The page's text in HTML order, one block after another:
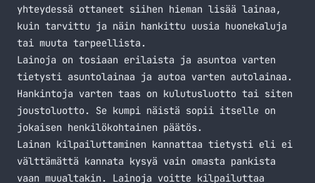
yhteydessä ottaneet siihen hieman lisää lainaa,
kuin tarvittu ja näin hankittu uusia huonekaluja
tai muuta tarpeellista.
Lainoja on tosiaan erilaista ja asuntoa varten
tietysti asuntolainaa ja autoa varten autolainaa.
Hankintoja varten taas on kulutusluotto tai siten
joustoluotto. Se kumpi näistä sopii itselle on
jokaisen henkilökohtainen päätös.
Lainan kilpailuttaminen kannattaa tietysti eli ei
välttämättä kannata kysyä vain omasta pankista
vaan muualtakin. Lainoja voitte kilpailuttaa